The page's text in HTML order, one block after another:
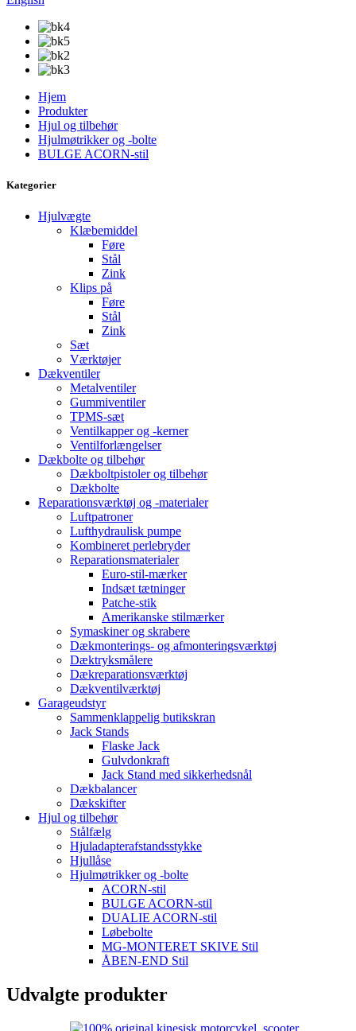
Hjem
Produkter
Hjul og tilbehør
Hjulmøtrikker og -bolte
BULGE ACORN-stil
Kategorier
Hjulvægte
Klæbemiddel
Føre
Stål
Zink
Klips på
Føre
Stål
Zink
Sæt
Værktøjer
Dækventiler
Metalventiler
Gummiventiler
TPMS-sæt
Ventilkapper og -kerner
Ventilforlængelser
Dækbolte og tilbehør
Dækboltpistoler og tilbehør
Dækbolte
Reparationsværktøj og -materialer
Luftpatroner
Lufthydraulisk pumpe
Kombineret perlebryder
Reparationsmaterialer
Euro-stil-mærker
Indsæt tætninger
Patche-stik
Amerikanske stilmærker
Symaskiner og skrabere
Dækmonterings- og afmonteringsværktøj
Dæktryksmålere
Dækreparationsværktøj
Dækventilværktøj
Garageudstyr
Sammenklappelig butikskran
Jack Stands
Flaske Jack
Gulvdonkraft
Jack Stand med sikkerhedsnål
Dækbalancer
Dækskifter
Hjul og tilbehør
Stålfælg
Hjuladapterafstandsstykke
Hjullåse
Hjulmøtrikker og -bolte
ACORN-stil
BULGE ACORN-stil
DUALIE ACORN-stil
Løbebolte
MG-MONTERET SKIVE Stil
ÅBEN-END Stil
Udvalgte produkter